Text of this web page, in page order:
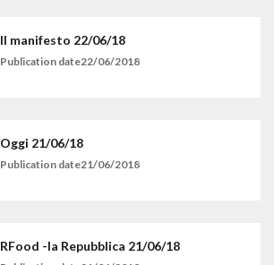
Il manifesto 22/06/18
Publication date22/06/2018
Oggi 21/06/18
Publication date21/06/2018
RFood -la Repubblica 21/06/18